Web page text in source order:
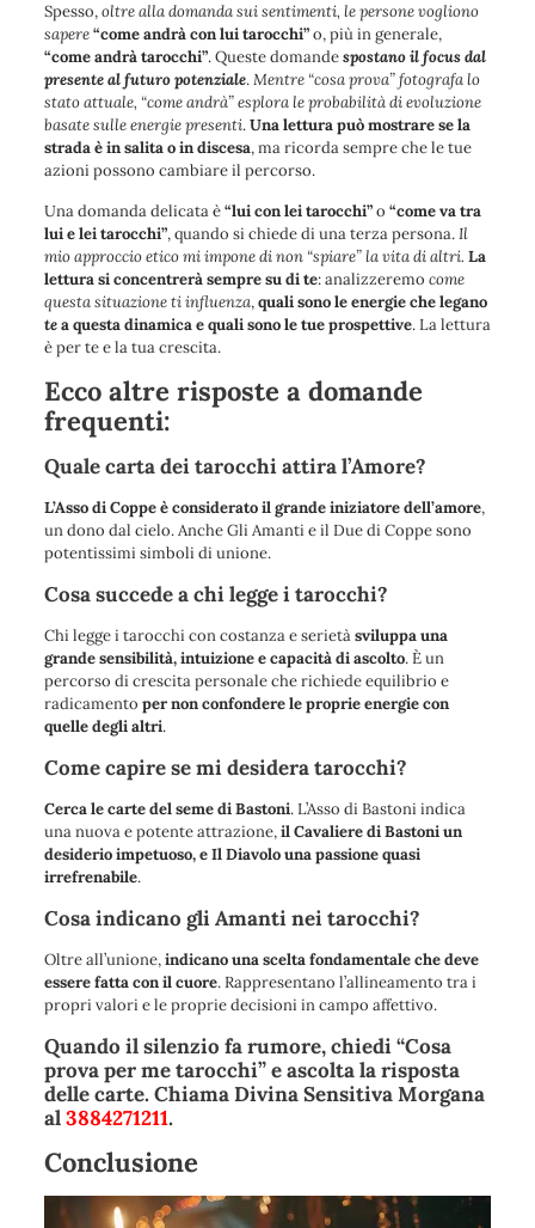
Spesso,oltre alla domanda sui sentimenti, le persone vogliono
sapere“come andrà con lui tarocchi”o, più in generale,
“come andrà tarocchi”. Queste domandespostano il focus dal
presente al futuro potenziale.Mentre “cosa prova” fotografa lo
stato attuale, “come andrà” esplora le probabilità di evoluzione
basate sulle energie presenti.Una lettura può mostrare se la
strada è in salita o in discesa, ma ricorda sempre che le tue
azioni possono cambiare il percorso.
Una domanda delicata è“lui con lei tarocchi”o “come va tra
lui e lei tarocchi”, quando si chiede di una terza persona.Il
mio approccio etico mi impone di non “spiare” la vita di altri. La
lettura si concentrerà sempre su di te: analizzeremo come
questa situazione ti influenza,quali sono le energie che legano
tea questa dinamica e quali sono le tue prospettive. La lettura
è per te e la tua crescita.
Ecco altre risposte a domande
frequenti:
Quale carta dei tarocchi attira l’Amore?
L’Asso di Coppe è considerato il grande iniziatore dell’amore,
un dono dal cielo.Anche Gli Amanti e il Due di Coppe sono
potentissimi simboli di unione.
Cosa succede a chi legge i tarocchi?
Chi legge i tarocchi con costanza e serietàsviluppa una
grande sensibilità, intuizione e capacità di ascolto.È un
percorso di crescita personale che richiede equilibrio e
radicamento per non confondere le proprie energie con
quelle degli altri.
Come capire se mi desidera tarocchi?
Cerca le carte del seme di Bastoni. L’Asso di Bastoniindica
una nuova e potente attrazione,il Cavaliere di Bastoni un
desiderio impetuoso, e Il Diavolo una passione quasi
irrefrenabile.
Cosa indicano gli Amanti nei tarocchi?
Oltre all’unione,indicano una scelta fondamentale che deve
essere fatta con il cuore.Rappresentano l’allineamento tra i
propri valori e le proprie decisioni in campo affettivo.
Quando il silenzio fa rumore, chiedi “Cosa
prova per me tarocchi” e ascolta la risposta
delle carte. Chiama Divina Sensitiva Morgana
al3884271211.
Conclusione